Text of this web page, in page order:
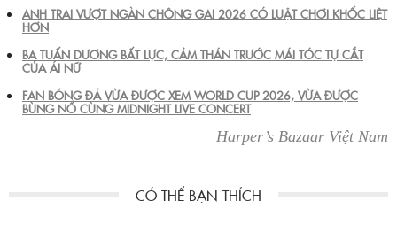
ANH TRAI VƯỢT NGÀN CHÔNG GAI 2026 CÓ LUẬT CHƠI KHỐC LIỆT
HƠN
BA TUẤN DƯƠNG BẤT LỰC, CẢM THÁN TRƯỚC MÁI TÓC TỰ CẮT
CỦA ÁI NỮ
FAN BÓNG ĐÁ VỪA ĐƯỢC XEM WORLD CUP 2026, VỪA ĐƯỢC
BÙNG NỔ CÙNG MIDNIGHT LIVE CONCERT
Harper’s Bazaar Việt Nam